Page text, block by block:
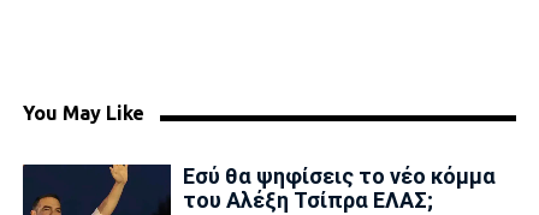
You May Like
Εσύ θα ψηφίσεις το νέο κόμμα
του Αλέξη Τσίπρα ΕΛΑΣ;